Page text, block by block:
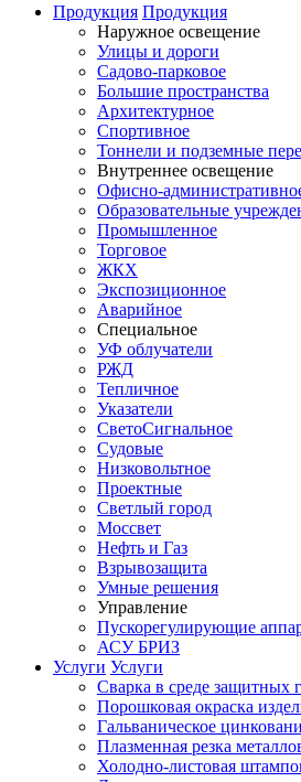
Продукция Продукция
Наружное освещение
Улицы и дороги
Садово-парковое
Большие пространства
Архитектурное
Спортивное
Тоннели и подземные
Внутреннее освещение
Офисно-
Образовательные
Промышленное
Торговое
ЖКХ
Экспозиционное
Аварийное
Специальное
УФ облучатели
РЖД
Тепличное
Указатели
СветоСигнальное
Судовые
Низковольтное
Проектные
Светлый город
Моссвет
Нефть и Газ
Взрывозащита
Умные решения
Управление
Пускорегулирующие
АСУ БРИЗ
Услуги Услуги
Сварка в среде защитных
Порошковая окраска
Гальваническое
Плазменная резка
Холодно-листовая